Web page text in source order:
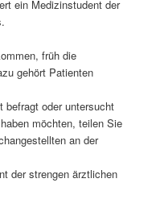
ein Medizinstudent der
früh die
gehört Patienten
befragt oder untersucht
möchten, teilen Sie
an der
der strengen ärztlichen